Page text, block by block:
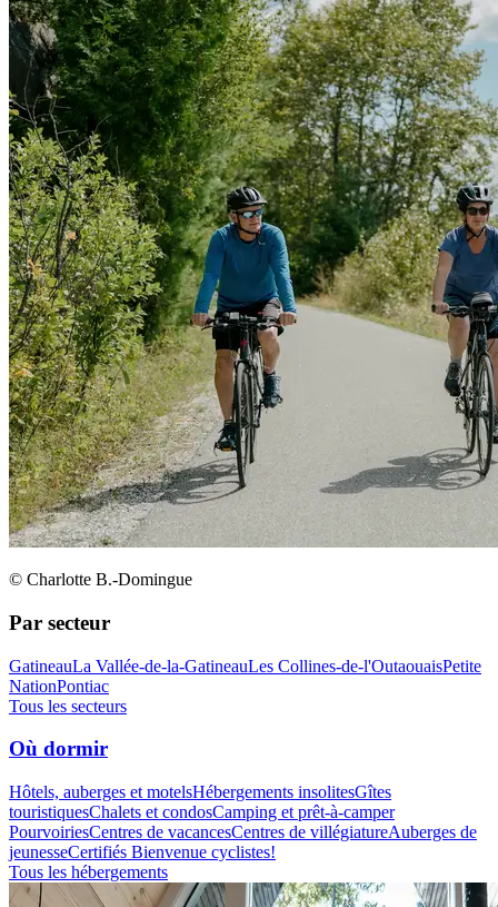
© Charlotte B.-Domingue
Par secteur
GatineauLa Vallée-de-la-GatineauLes Collines-de-l'OutaouaisPetite
NationPontiac
Tous les secteurs
Où dormir
Hôtels, auberges et motelsHébergements insolitesGîtes
touristiquesChalets et condosCamping et prêt-à-camper
PourvoiriesCentres de vacancesCentres de villégiatureAuberges de
jeunesseCertifiés Bienvenue cyclistes!
Tous les hébergements